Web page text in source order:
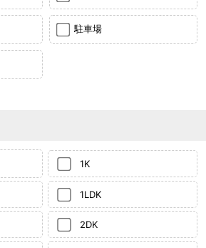
駐車場
1K
1LDK
2DK